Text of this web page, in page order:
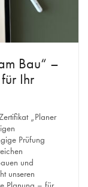
Bau“ –
Ihr
„Planer
Prüfung
und
unseren